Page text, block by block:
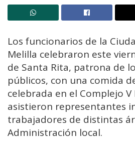
Los funcionarios de la
Melilla celebraron este
de Santa Rita, patrona de
públicos, con una comida
celebrada en el Complejo V
asistieron representantes
trabajadores de distintas
Administración local.